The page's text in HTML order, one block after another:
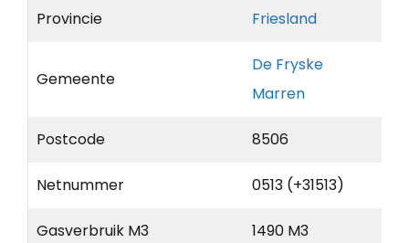
Provincie Friesland
Gemeente
De Fryske
Marren
Postcode 8506
Netnummer 0513 (+31513)
Gasverbruik M3 1490 M3